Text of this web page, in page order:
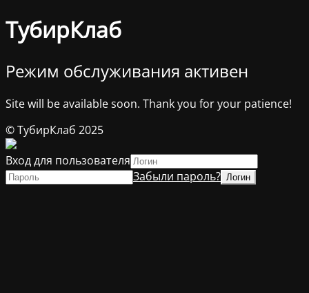
ТубирКлаб
Режим обслуживания активен
Site will be available soon. Thank you for your patience!
© ТубирКлаб 2025
Вход для пользователя
Забыли пароль?